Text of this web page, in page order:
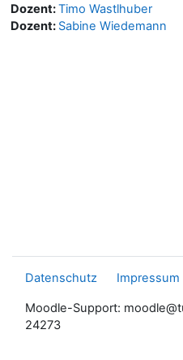
Dozent:Timo Wastlhuber
Dozent: Sabine Wiedemann
Datenschutz Impressum
Moodle-Support:
24273